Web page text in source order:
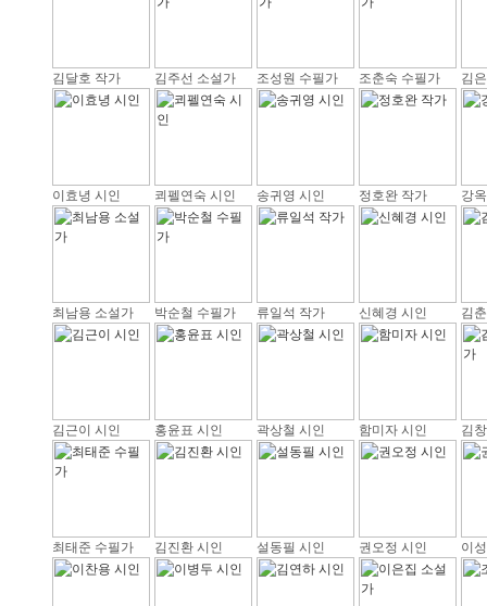
김달호 작가 김주선 소설가 조성원 수필가 조춘숙 수필가 김
이효녕 시인 쾨펠연숙 시인 송귀영 시인 정호완 작가 강
최남용 소설가 박순철 수필가 류일석 작가 신혜경 시인 김
김근이 시인 홍윤표 시인 곽상철 시인 함미자 시인 김
최태준 수필가 김진환 시인 설동필 시인 권오정 시인 이